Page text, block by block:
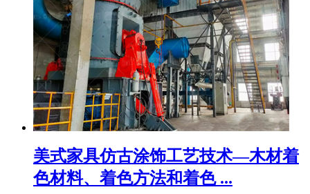
美式家具仿古涂饰工艺技术—木材着
色材料、着色方法和着色 ...